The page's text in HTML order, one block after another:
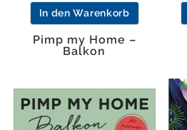
In den Warenkorb
Pimp my Home –
Balkon